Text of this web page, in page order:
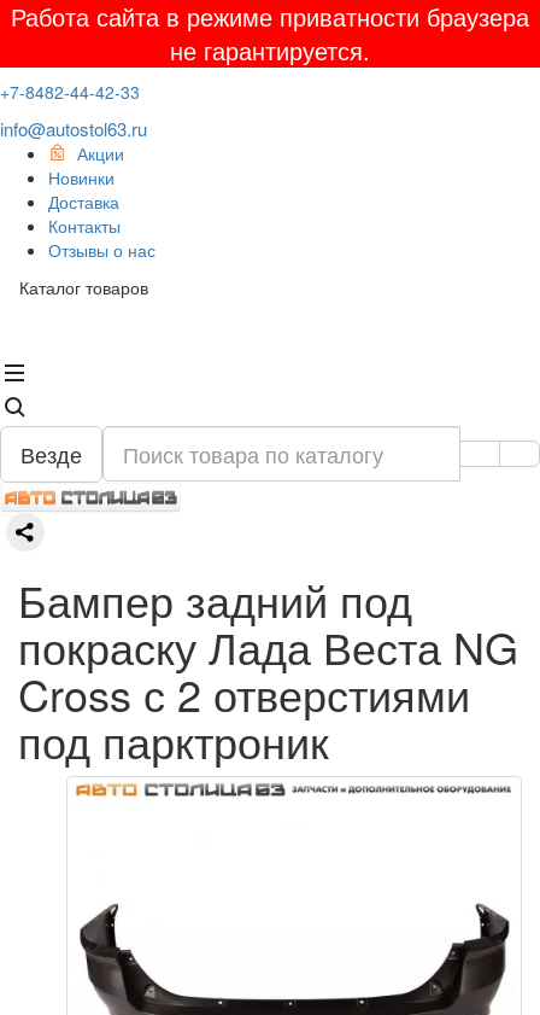
Работа сайта в режиме приватности браузера
не гарантируется.
+7-8482-44-42-33
info@autostol63.ru
Акции
Новинки
Доставка
Контакты
Отзывы о нас
Каталог товаров
Везде
Бампер задний под
покраску Лада Веста NG
Cross с 2 отверстиями
под парктроник